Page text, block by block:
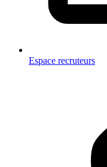
Espace recruteurs